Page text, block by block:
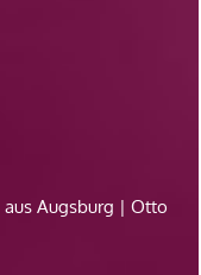
aus Augsburg | Otto